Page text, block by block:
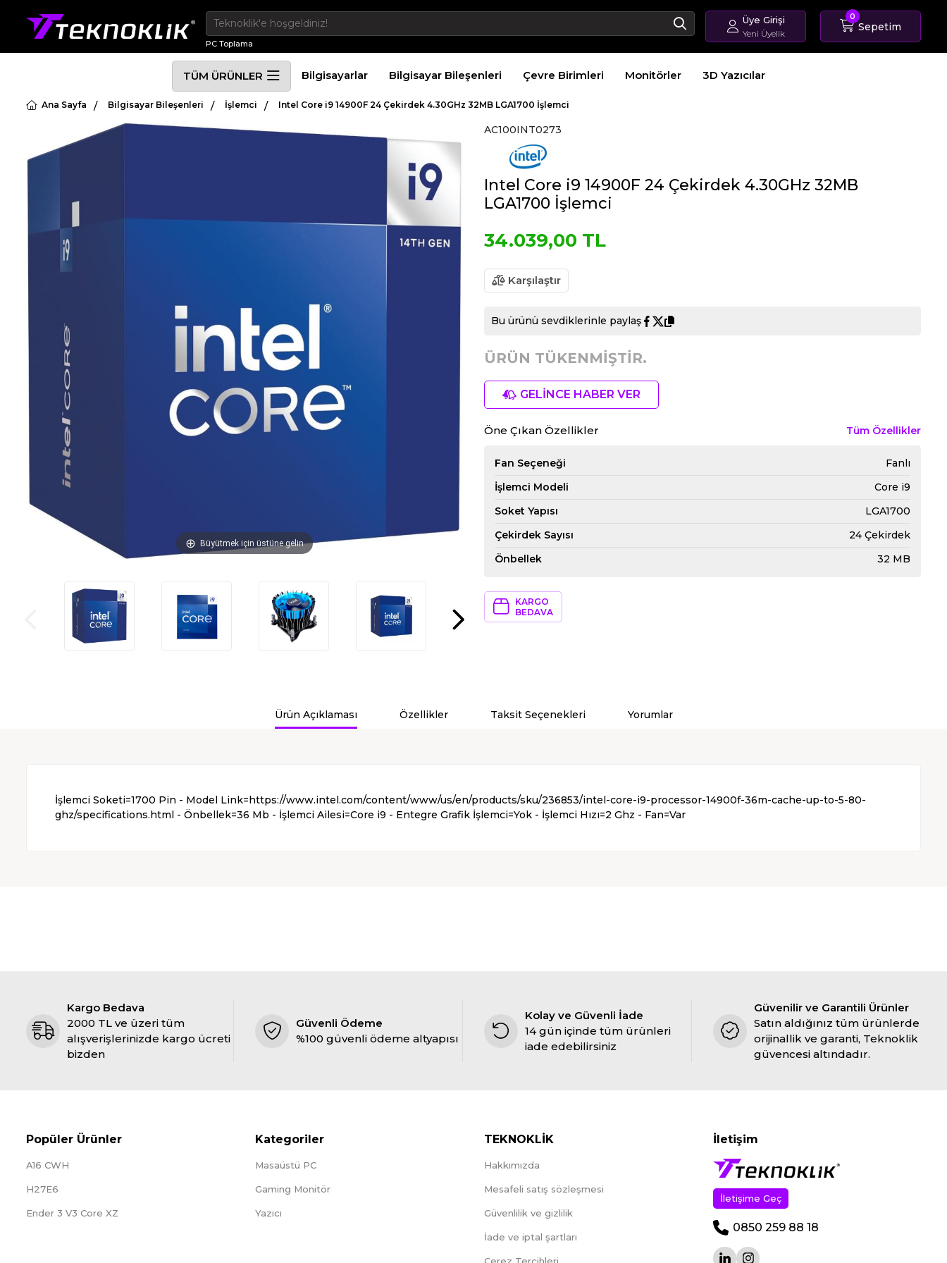
PC Toplama
Üye Girişi
Yeni Üyelik
Üye Ol
0
Sepetim
TÜM ÜRÜNLER Bilgisayarlar Bilgisayar Bileşenleri Çevre Birimleri Monitörler 3D Yazıcılar
Ana Sayfa Bilgisayar Bileşenleri İşlemci Intel Core i9 14900F 24 Çekirdek 4.30GHz 32MB LGA1700 İşlemci
Büyütmek için üstüne gelin
AC100INT0273
Intel Core i9 14900F 24 Çekirdek 4.30GHz 32MB
LGA1700 İşlemci
34.039,00 TL
Karşılaştır
Bu ürünü sevdiklerinle paylaş
ÜRÜN TÜKENMİŞTİR.
GELİNCE HABER VER
Öne Çıkan Özellikler Tüm Özellikler
Fan Seçeneği
Fanlı
İşlemci Modeli
Core i9
Soket Yapısı
LGA1700
Çekirdek Sayısı
24 Çekirdek
Önbellek
32 MB
KARGO
BEDAVA
Ürün Açıklaması Özellikler Taksit Seçenekleri Yorumlar
İşlemci Soketi=1700 Pin - Model Link=https://www.intel.com/content/www/us/en/products/sku/236853/intel-core-i9-processor-14900f-36m-cache-up-to-5-80-
ghz/specifications.html - Önbellek=36 Mb - İşlemci Ailesi=Core i9 - Entegre Grafik İşlemci=Yok - İşlemci Hızı=2 Ghz - Fan=Var
Kargo Bedava
2000 TL ve üzeri tüm
alışverişlerinizde kargo ücreti
bizden
Güvenli Ödeme
%100 güvenli ödeme altyapısı
Kolay ve Güvenli İade
14 gün içinde tüm ürünleri
iade edebilirsiniz
Güvenilir ve Garantili Ürünler
Satın aldığınız tüm ürünlerde
orijinallik ve garanti, Teknoklik
güvencesi altındadır.
Popüler Ürünler
A16 CWH
H27E6
Ender 3 V3 Core XZ
Kategoriler
Masaüstü PC
Gaming Monitör
Yazıcı
TEKNOKLİK
Hakkımızda
Mesafeli satış sözleşmesi
Güvenlilik ve gizlilik
İade ve iptal şartları
İletişim
İletişime Geç
0850 259 88 18